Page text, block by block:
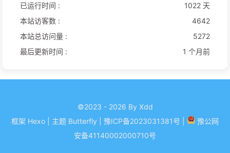
已运行时间 :
1022 天
本站访客数 :
4642
本站总访问量 :
5272
最后更新时间 :
1 个月前
©2023 - 2026 By Xdd
框架 Hexo 主题 Butterfly | 豫ICP备2023031381号
豫公网
安备41140002000710号